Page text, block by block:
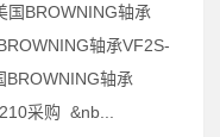
BROWNING轴承
轴承VF2S-
轴承
采购 &nb...